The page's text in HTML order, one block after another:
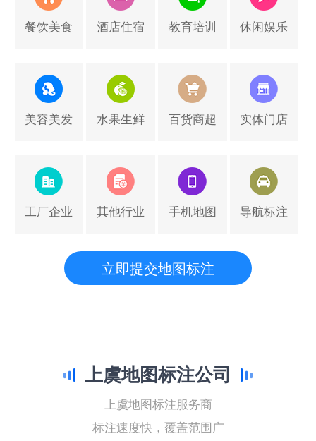
餐饮美食 酒店住宿 教育培训 休闲娱乐
美容美发 水果生鲜 百货商超 实体门店
工厂企业 其他行业 手机地图 导航标注
立即提交地图标注
上虞地图标注公司
上虞地图标注服务商
标注速度快，覆盖范围广